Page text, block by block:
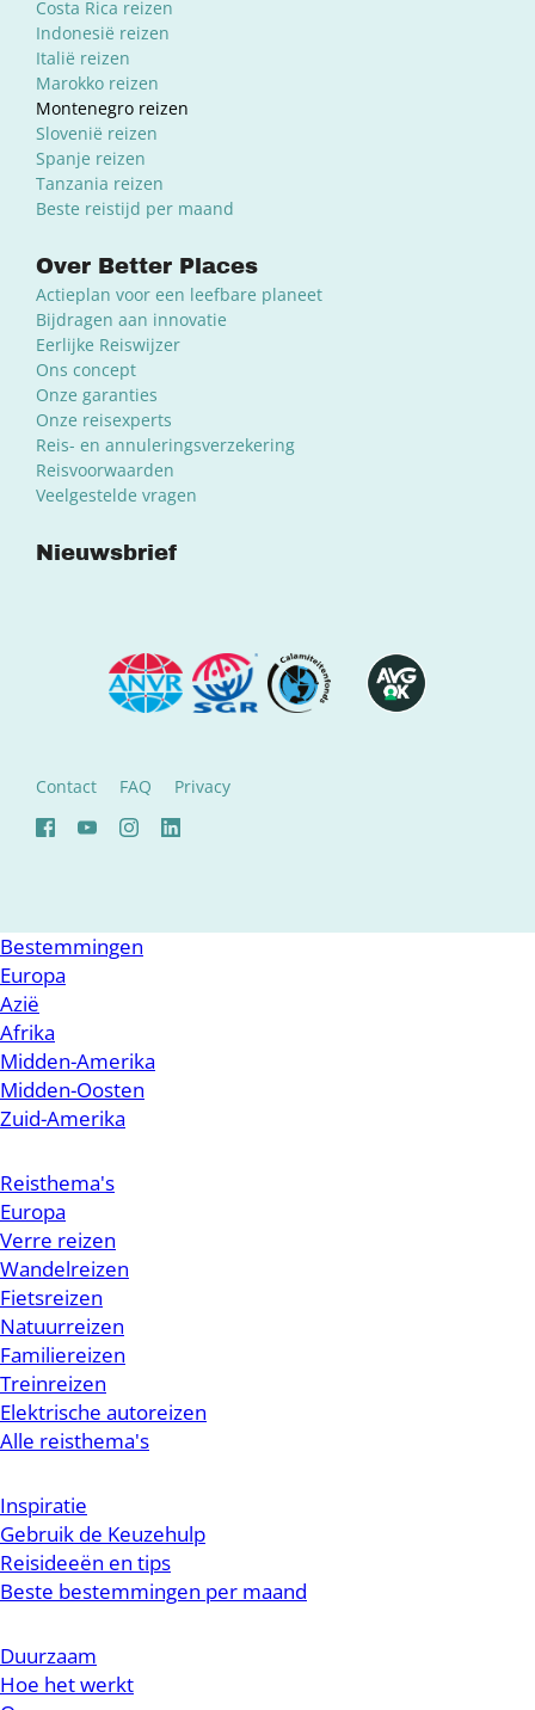
Costa Rica reizen
Indonesië reizen
Italië reizen
Marokko reizen
Montenegro reizen
Slovenië reizen
Spanje reizen
Tanzania reizen
Beste reistijd per maand
Over Better Places
Actieplan voor een leefbare planeet
Bijdragen aan innovatie
Eerlijke Reiswijzer
Ons concept
Onze garanties
Onze reisexperts
Reis- en annuleringsverzekering
Reisvoorwaarden
Veelgestelde vragen
Nieuwsbrief
Contact FAQ Privacy
Bestemmingen
Europa
Azië
Afrika
Midden-Amerika
Midden-Oosten
Zuid-Amerika
Reisthema's
Europa
Verre reizen
Wandelreizen
Fietsreizen
Natuurreizen
Familiereizen
Treinreizen
Elektrische autoreizen
Alle reisthema's
Inspiratie
Gebruik de Keuzehulp
Reisideeën en tips
Beste bestemmingen per maand
Duurzaam
Hoe het werkt